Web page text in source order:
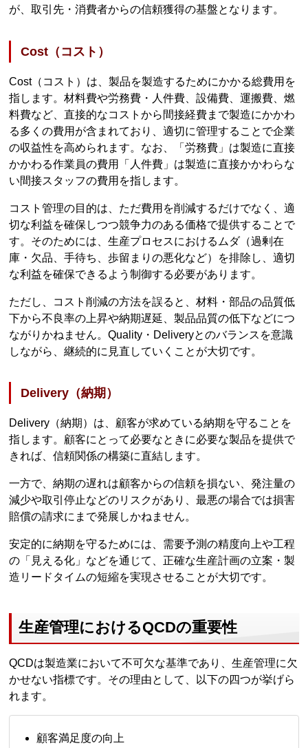
が、取引先・消費者からの信頼獲得の基盤となります。
Cost（コスト）
Cost（コスト）は、製品を製造するためにかかる総費用を
指します。材料費や労務費・人件費、設備費、運搬費、燃
料費など、直接的なコストから間接経費まで製造にかかわ
る多くの費用が含まれており、適切に管理することで企業
の収益性を高められます。なお、「労務費」は製造に直接
かかわる作業員の費用「人件費」は製造に直接かかわらな
い間接スタッフの費用を指します。
コスト管理の目的は、ただ費用を削減するだけでなく、適
切な利益を確保しつつ競争力のある価格で提供することで
す。そのためには、生産プロセスにおけるムダ（過剰在
庫・欠品、手待ち、歩留まりの悪化など）を排除し、適切
な利益を確保できるよう制御する必要があります。
ただし、コスト削減の方法を誤ると、材料・部品の品質低
下から不良率の上昇や納期遅延、製品品質の低下などにつ
ながりかねません。Quality・Deliveryとのバランスを意識
しながら、継続的に見直していくことが大切です。
Delivery（納期）
Delivery（納期）は、顧客が求めている納期を守ることを
指します。顧客にとって必要なときに必要な製品を提供で
きれば、信頼関係の構築に直結します。
一方で、納期の遅れは顧客からの信頼を損ない、発注量の
減少や取引停止などのリスクがあり、最悪の場合では損害
賠償の請求にまで発展しかねません。
安定的に納期を守るためには、需要予測の精度向上や工程
の「見える化」などを通じて、正確な生産計画の立案・製
造リードタイムの短縮を実現させることが大切です。
生産管理におけるQCDの重要性
QCDは製造業において不可欠な基準であり、生産管理に欠
かせない指標です。その理由として、以下の四つが挙げら
れます。
顧客満足度の向上